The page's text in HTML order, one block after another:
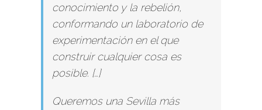
conocimiento y la rebelión,
conformando un laboratorio de
experimentación en el que
construir cualquier cosa es
posible. […]
Queremos una Sevilla más